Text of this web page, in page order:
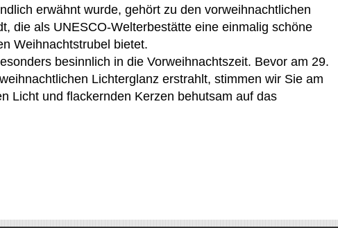
erwähnt wurde, gehört zu den vorweihnachtlichen
die als UNESCO-Welterbestätte eine einmalig schöne
Weihnachtstrubel bietet.
besinnlich in die Vorweihnachtszeit. Bevor am 29.
Lichterglanz erstrahlt, stimmen wir Sie am
Licht und flackernden Kerzen behutsam auf das